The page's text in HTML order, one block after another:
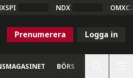
NDX
Prenumerera Logga in
BÖRS